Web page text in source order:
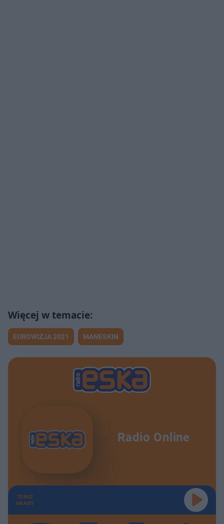
EUROWIZJA 2021 MANESKIN
Radio Online
TERAZ
GRAMY